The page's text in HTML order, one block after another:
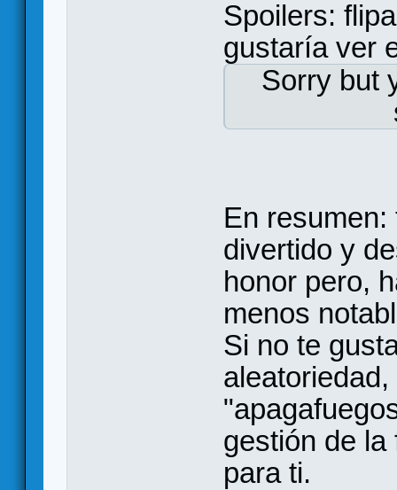
Spoilers:
gustaría ver
Sorry but
En
divertido y
honor pero,
menos
Si no te
gestión de
para ti.